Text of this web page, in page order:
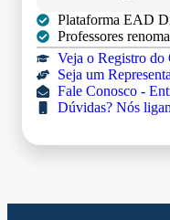
Plataforma EAD
Professores
Veja o Registro
Seja um
Fale Conosco -
Dúvidas? Nós